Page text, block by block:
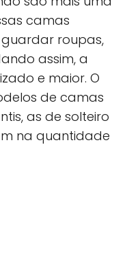
camas
roupas,
assim, a
e maior. O
de camas
as de solteiro
na quantidade